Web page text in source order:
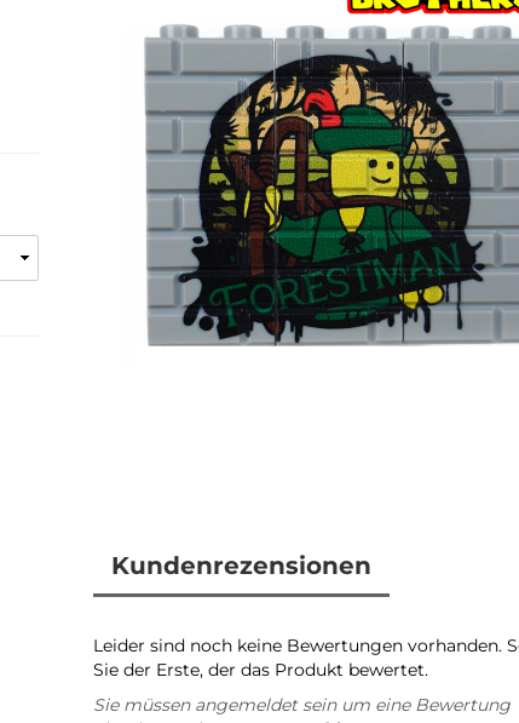
Kundenrezensionen
Leider sind noch keine Bewertungen vorhanden.
Sie der Erste, der das Produkt bewertet.
Sie müssen angemeldet sein um eine Bewertung